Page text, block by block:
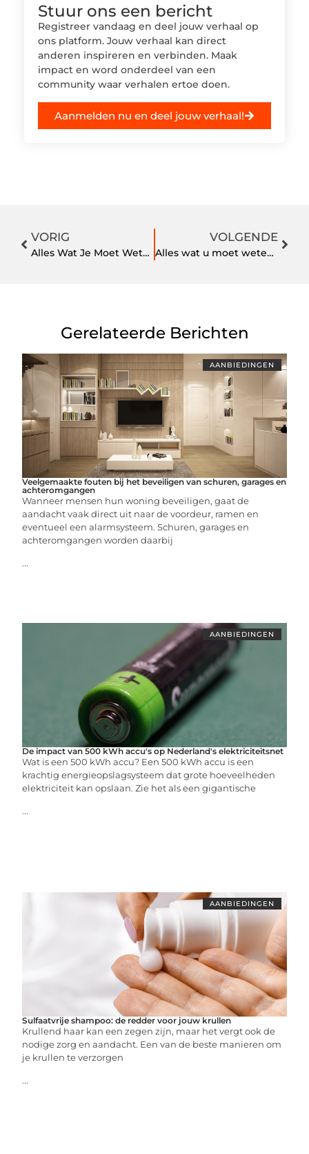
Stuur ons een bericht
Registreer vandaag en deel jouw verhaal op
ons platform. Jouw verhaal kan direct
anderen inspireren en verbinden. Maak
impact en word onderdeel van een
community waar verhalen ertoe doen.
Aanmelden nu en deel jouw verhaal!
VORIG
Alles Wat Je Moet Weten Over Zwemmen in Den Bosch
VOLGENDE
Alles wat u moet weten over postdozen op maat
Gerelateerde Berichten
AANBIEDINGEN
Veelgemaakte fouten bij het beveiligen van schuren, garages en
achteromgangen
Wanneer mensen hun woning beveiligen, gaat de
aandacht vaak direct uit naar de voordeur, ramen en
eventueel een alarmsysteem. Schuren, garages en
achteromgangen worden daarbij
...
AANBIEDINGEN
De impact van 500 kWh accu's op Nederland's elektriciteitsnet
Wat is een 500 kWh accu? Een 500 kWh accu is een
krachtig energieopslagsysteem dat grote hoeveelheden
elektriciteit kan opslaan. Zie het als een gigantische
...
AANBIEDINGEN
Sulfaatvrije shampoo: de redder voor jouw krullen
Krullend haar kan een zegen zijn, maar het vergt ook de
nodige zorg en aandacht. Een van de beste manieren om
je krullen te verzorgen
...